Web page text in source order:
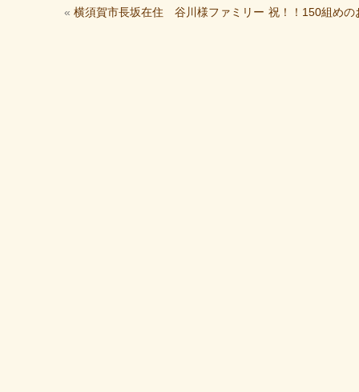
« 横須賀市長坂在住 谷川様ファミリー 祝！！150組め